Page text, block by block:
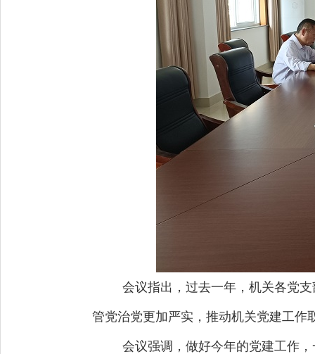
会议指出，过去一年，机关各党
管党治党更加严实，推动机关党建工作
会议强调，做好今年的党建工作